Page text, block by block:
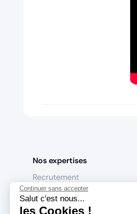
Continuer sans accepter
Salut c'est nous...
les Cookies !
Nos expertises
Recrutement
Formation